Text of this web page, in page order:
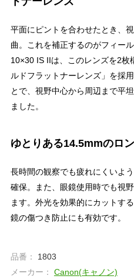
平面にピントを合わせたとき、
曲。これを補正するのがフィー
10×30 IS IIは、このレンズを2枚
ルドフラットナーレンズ」を採
とで、視野中心から周辺まで平
ました。
ゆとりある14.5mmのロ
長時間の観察でも疲れにくいよ
確保。また、眼鏡使用時でも視
ます。外光を効果的にカットす
鏡の傷つき防止にも有効です。
品番：
1803
メーカー：
Canon(キャノン)